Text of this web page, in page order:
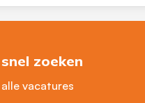
snel zoeken
alle vacatures